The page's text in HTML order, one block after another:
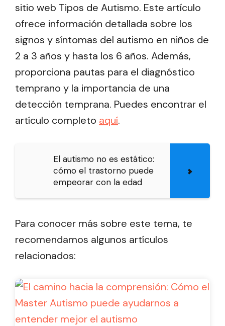
sitio web Tipos de Autismo. Este artículo
ofrece información detallada sobre los
signos y síntomas del autismo en niños de
2 a 3 años y hasta los 6 años. Además,
proporciona pautas para el diagnóstico
temprano y la importancia de una
detección temprana. Puedes encontrar el
artículo completo aquí.
El autismo no es estático:
cómo el trastorno puede
empeorar con la edad
Para conocer más sobre este tema, te
recomendamos algunos artículos
relacionados: